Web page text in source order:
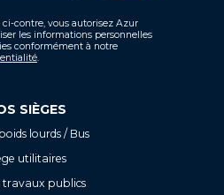
ci-contre, vous autorisez Azur
les informations personnelles
conformément à notre
.
SIÈGES
lourds / Bus
utilitaires
travaux publics